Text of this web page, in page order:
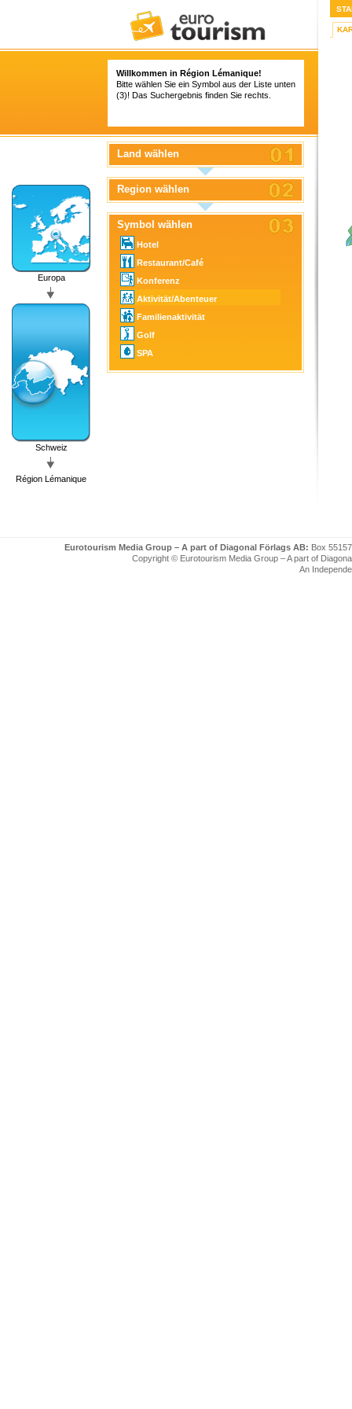
Willkommen in Région Lémanique!
Bitte wählen Sie ein Symbol aus der Liste unten
(3)! Das Suchergebnis finden Sie rechts.
Europa
Schweiz
Région Lémanique
Land wählen
Region wählen
Symbol wählen
Hotel
Restaurant/Café
Konferenz
Aktivität/Abenteuer
Familienaktivität
Golf
SPA
Eurotourism Media Group – A part of Diagonal Förlags AB: Box
Copyright © Eurotourism Media Group – A part of
An